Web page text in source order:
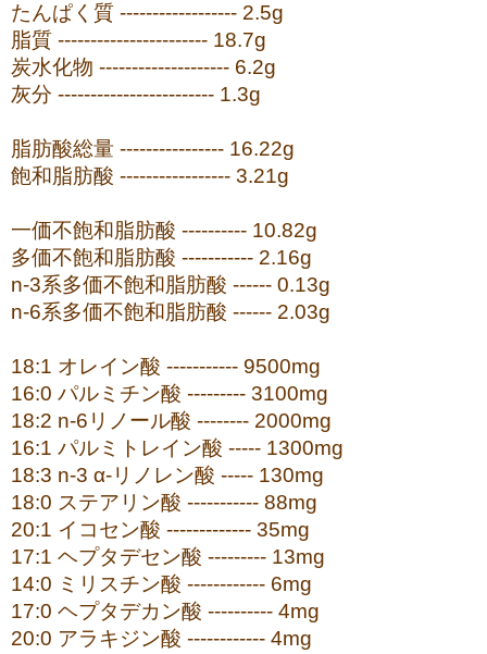
たんぱく質 ------------------ 2.5g
脂質 ----------------------- 18.7g
炭水化物 -------------------- 6.2g
灰分 ------------------------ 1.3g
脂肪酸総量 ---------------- 16.22g
飽和脂肪酸 ----------------- 3.21g
一価不飽和脂肪酸 ---------- 10.82g
多価不飽和脂肪酸 ----------- 2.16g
n-3系多価不飽和脂肪酸 ------ 0.13g
n-6系多価不飽和脂肪酸 ------ 2.03g
18:1 オレイン酸 ----------- 9500mg
16:0 パルミチン酸 --------- 3100mg
18:2 n-6リノール酸 -------- 2000mg
16:1 パルミトレイン酸 ----- 1300mg
18:3 n-3 α-リノレン酸 ----- 130mg
18:0 ステアリン酸 ----------- 88mg
20:1 イコセン酸 ------------- 35mg
17:1 ヘプタデセン酸 --------- 13mg
14:0 ミリスチン酸 ------------ 6mg
17:0 ヘプタデカン酸 ---------- 4mg
20:0 アラキジン酸 ------------ 4mg